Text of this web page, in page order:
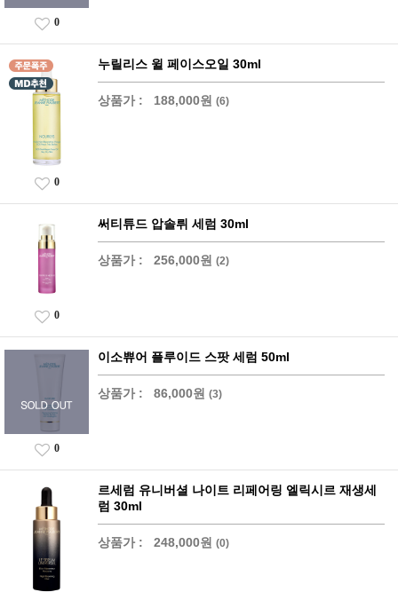
0
누릴리스 윌 페이스오일 30ml
상품가 : 188,000원 (6)
0
써티튜드 압솔뤼 세럼 30ml
상품가 : 256,000원 (2)
0
이소쀼어 플루이드 스팟 세럼 50ml
상품가 : 86,000원 (3)
0
르세럼 유니버셜 나이트 리페어링 엘릭시르 재생세
럼 30ml
상품가 : 248,000원 (0)